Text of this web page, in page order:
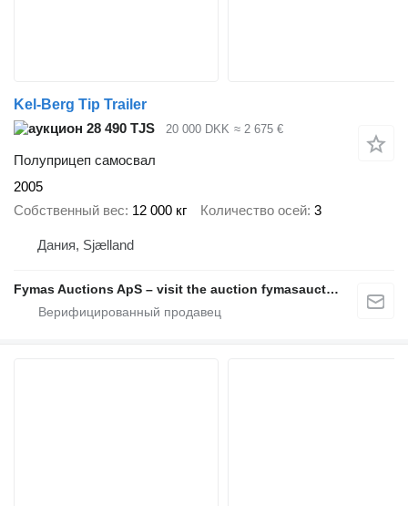
Kel-Berg Tip Trailer
28 490 TJS
20 000 DKK ≈ 2 675 €
Полуприцеп самосвал
2005
Собственный вес 12 000 кг Количество осей 3
Дания, Sjælland
Fymas Auctions ApS – visit the auction fymasauctions.dk